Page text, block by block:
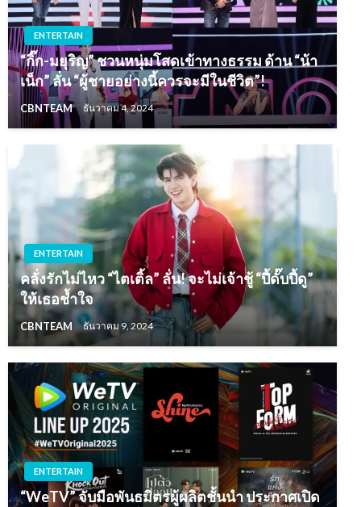
ENTERTAIN
“กิ๊ก-มยุริญ” ชวนหนุ่มโสดเข้าทางธรรม ด้าน “น้า
เน็ก” ลั่น “ผู้ชายอย่างนี้ควรจะมีในชีวิต”!
CBNTEAM ธันวาคม 4, 2024
ENTERTAIN
คลั่งรักไม่ไหว “ไตเติ้ล” ลั่น! จะไม่เจ้าชู้ “ปี้ดั๊บปี้ดู”
ให้เธอช้ำใจ
CBNTEAM ธันวาคม 9, 2024
ENTERTAIN
“WeTV” จับมือพันธมิตรผู้ผลิตชั้นนำ ประกาศเปิด